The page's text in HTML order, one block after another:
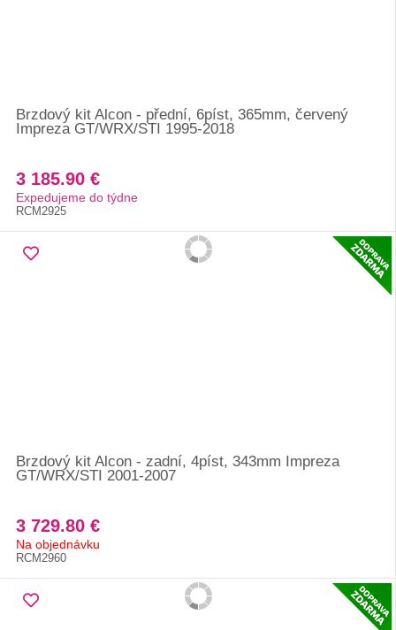
Brzdový kit Alcon - přední, 6píst, 365mm, červený
Impreza GT/WRX/STI 1995-2018
3 185.90 €
Expedujeme do týdne
RCM2925
Brzdový kit Alcon - zadní, 4píst, 343mm Impreza
GT/WRX/STI 2001-2007
3 729.80 €
Na objednávku
RCM2960